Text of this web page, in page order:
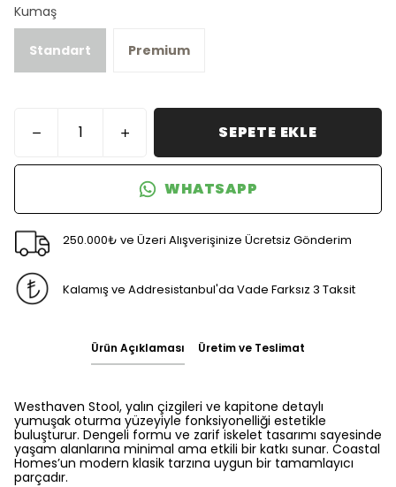
Kumaş
Standart Premium
SEPETE EKLE
WHATSAPP
250.000₺ ve Üzeri Alışverişinize Ücretsiz Gönderim
Kalamış ve Addresistanbul'da Vade Farksız 3 Taksit
Ürün Açıklaması Üretim ve Teslimat
Westhaven Stool, yalın çizgileri ve kapitone detaylı
yumuşak oturma yüzeyiyle fonksiyonelliği estetikle
buluşturur. Dengeli formu ve zarif iskelet tasarımı sayesinde
yaşam alanlarına minimal ama etkili bir katkı sunar. Coastal
Homes’un modern klasik tarzına uygun bir tamamlayıcı
parçadır.